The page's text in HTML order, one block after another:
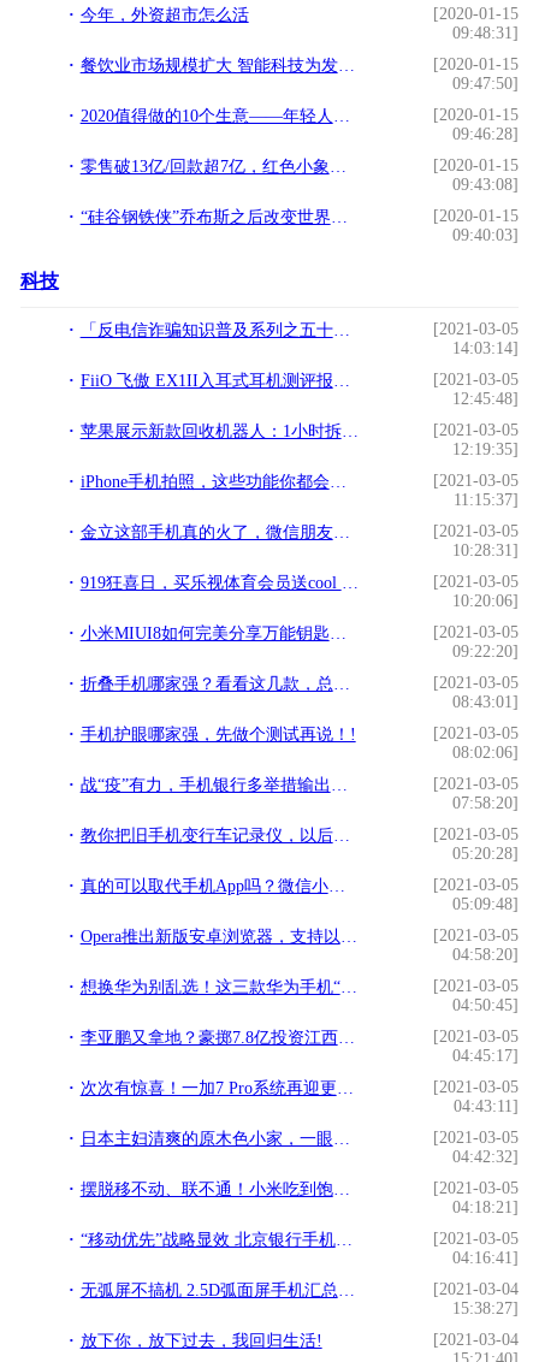
今年，外资超市怎么活
[2020-01-15
09:48:31]
餐饮业市场规模扩大 智能科技为发展注入活力
[2020-01-15
09:47:50]
2020值得做的10个生意——年轻人的头顶藏着多大商机？
[2020-01-15
09:46:28]
零售破13亿/回款超7亿，红色小象成就母婴化妆品第一品牌
[2020-01-15
09:43:08]
“硅谷钢铁侠”乔布斯之后改变世界的人
[2020-01-15
09:40:03]
科技
「反电信诈骗知识普及系列之五十」手机应用泄密成网络诈骗的主要源头!
[2021-03-05
14:03:14]
FiiO 飞傲 EX1II入耳式耳机测评报告 [Soomal]!
[2021-03-05
12:45:48]
苹果展示新款回收机器人：1小时拆200部iPhone!
[2021-03-05
12:19:35]
iPhone手机拍照，这些功能你都会用吗？几千块手机白买了!
[2021-03-05
11:15:37]
金立这部手机真的火了，微信朋友圈都是它的广告!
[2021-03-05
10:28:31]
919狂喜日，买乐视体育会员送cool dual手机!
[2021-03-05
10:20:06]
小米MIUI8如何完美分享万能钥匙破解了WiFi密码？!
[2021-03-05
09:22:20]
折叠手机哪家强？看看这几款，总有你的爱!
[2021-03-05
08:43:01]
手机护眼哪家强，先做个测试再说！!
[2021-03-05
08:02:06]
战“疫”有力，手机银行多举措输出金融及疫情防护服务!
[2021-03-05
07:58:20]
教你把旧手机变行车记录仪，以后行车记录仪都不用买，还清晰好用!
[2021-03-05
05:20:28]
真的可以取代手机App吗？微信小程序体验!
[2021-03-05
05:09:48]
Opera推出新版安卓浏览器，支持以太坊和DApp!
[2021-03-05
04:58:20]
想换华为别乱选！这三款华为手机“空有其表”，我劝你别再入坑了!
[2021-03-05
04:50:45]
李亚鹏又拿地？豪掷7.8亿投资江西赣州!
[2021-03-05
04:45:17]
次次有惊喜！一加7 Pro系统再迎更新，手势相机进步明显!
[2021-03-05
04:43:11]
日本主妇清爽的原木色小家，一眼望去就是舒适！!
[2021-03-05
04:42:32]
摆脱移不动、联不通！小米吃到饱手机卡带你飞！!
[2021-03-05
04:18:21]
“移动优先”战略显效 北京银行手机端月活客户数增九成!
[2021-03-05
04:16:41]
无弧屏不搞机 2.5D弧面屏手机汇总报告!
[2021-03-04
15:38:27]
放下你，放下过去，我回归生活!
[2021-03-04